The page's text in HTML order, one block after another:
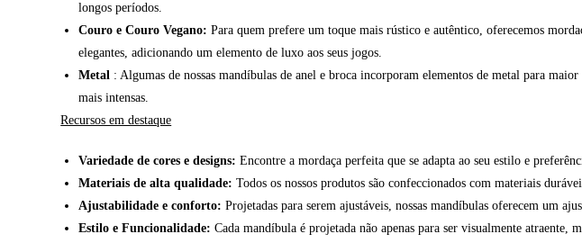
longos períodos.
Couro e Couro Vegano: Para quem prefere um toque mais rústico e autêntico, oferecemos
elegantes, adicionando um elemento de luxo aos seus jogos.
Metal : Algumas de nossas mandíbulas de anel e broca incorporam elementos de metal para
mais intensas.
Recursos em destaque
Variedade de cores e designs: Encontre a mordaça perfeita que se adapta ao seu estilo e
Materiais de alta qualidade: Todos os nossos produtos são confeccionados com materiais
Ajustabilidade e conforto: Projetadas para serem ajustáveis, nossas mandíbulas oferecem um
Estilo e Funcionalidade: Cada mandíbula é projetada não apenas para ser visualmente atraente,